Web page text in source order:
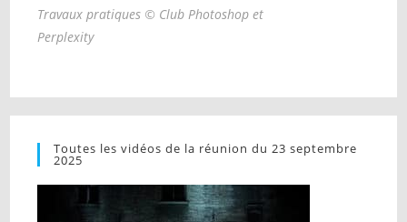
Travaux pratiques © Club Photoshop et
Perplexity
Toutes les vidéos de la réunion du 23 septembre
2025